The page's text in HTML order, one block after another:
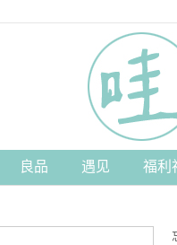
良品 遇见 福利